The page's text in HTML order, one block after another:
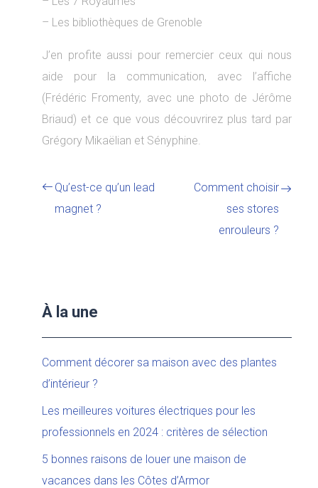
– Les bibliothèques de Grenoble
J’en profite aussi pour remercier ceux qui nous
aide pour la communication, avec l’affiche
(Frédéric Fromenty, avec une photo de Jérôme
Briaud) et ce que vous découvrirez plus tard par
Grégory Mikaëlian et Sényphine.
Qu’est-ce qu’un lead
magnet ?
Comment choisir
ses stores
enrouleurs ?
À la une
Comment décorer sa maison avec des plantes
d’intérieur ?
Les meilleures voitures électriques pour les
professionnels en 2024 : critères de sélection
5 bonnes raisons de louer une maison de
vacances dans les Côtes d’Armor